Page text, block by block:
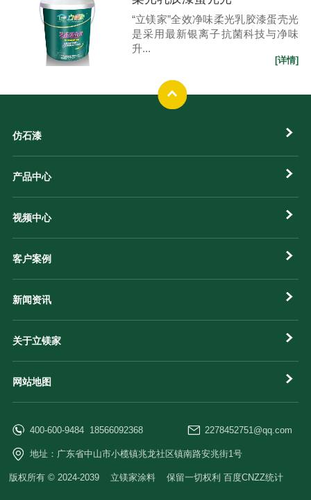
“立镁家”全效净味柔光乳胶漆蛋壳光
是采用最新银离子抗菌科技与净味
升...
[详情]
仿石漆
产品中心
视频中心
客户案例
新闻资讯
关于立镁家
网站地图
400-600-9484 18566092368 2278452751@qq.com
地址：广东省中山市小榄镇兆龙社区镇南路安兆街1号
版权所有 © 2024-2039 立镁家涂料 保留一切权利 百度CNZZ统计